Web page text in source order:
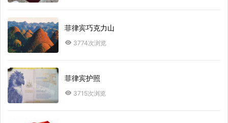
菲律宾巧克力山
3774次浏览
菲律宾护照
3715次浏览